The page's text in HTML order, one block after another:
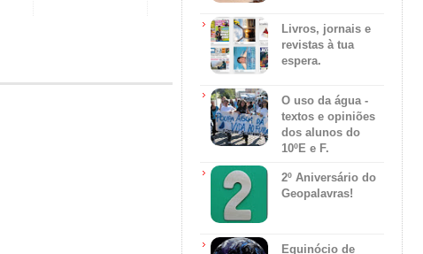
Livros, jornais e
revistas à tua
espera.
O uso da água -
textos e opiniões
dos alunos do
10ºE e F.
2º Aniversário do
Geopalavras!
Equinócio de